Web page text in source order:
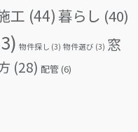
工 (44) 暮らし (40)
物件探し (3) 物件選び (3) 窓
(28) 配管(6)